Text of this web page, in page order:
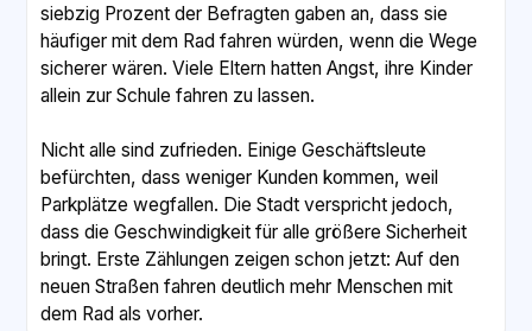
siebzig Prozent der Befragten gaben an, dass sie
häufiger mit dem Rad fahren würden, wenn die Wege
sicherer wären. Viele Eltern hatten Angst, ihre Kinder
allein zur Schule fahren zu lassen.
Nicht alle sind zufrieden. Einige Geschäftsleute
befürchten, dass weniger Kunden kommen, weil
Parkplätze wegfallen. Die Stadt verspricht jedoch,
dass die Geschwindigkeit für alle größere Sicherheit
bringt. Erste Zählungen zeigen schon jetzt: Auf den
neuen Straßen fahren deutlich mehr Menschen mit
dem Rad als vorher.